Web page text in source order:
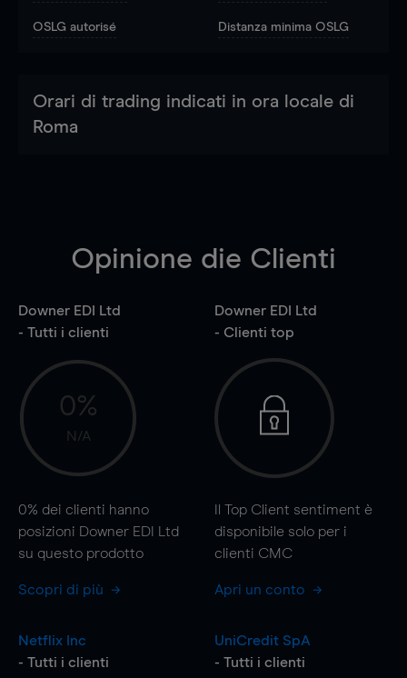
OSLG autorisé Distanza minima OSLG
Orari di trading indicati in ora locale di
Roma
Opinione die Clienti
Downer EDI Ltd
- Tutti i clienti
0%
N/A
0% dei clienti hanno
posizioni Downer EDI Ltd
su questo prodotto
Scopri di più
Downer EDI Ltd
- Clienti top
Il Top Client sentiment è
disponibile solo per i
clienti CMC
Apri un conto
Netflix Inc
- Tutti i clienti
UniCredit SpA
- Tutti i clienti